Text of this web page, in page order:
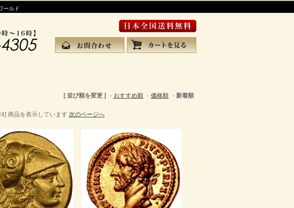
ールド
[ 並び順を変更 ] - おすすめ順 -価格順 -新着順
商品を表示しています 次のページへ